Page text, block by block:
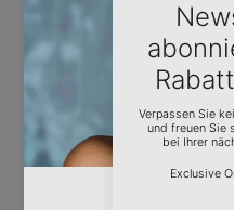
Samoa (WST T)
San Marino (EUR €)
São Tomé und
Príncipe (STD Db)
Saudi-Arabien (SAR